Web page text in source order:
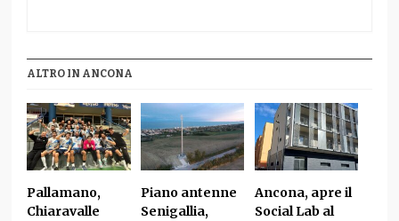
ALTRO IN ANCONA
Pallamano,
Chiaravalle
Piano antenne
Senigallia,
Ancona, apre il
Social Lab al